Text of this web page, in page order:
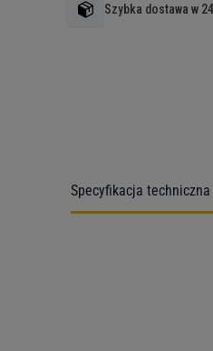
Szybka dostawa w
Specyfikacja techniczna